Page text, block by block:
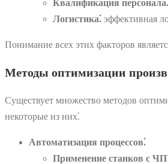
Квалификация персонала⁚
Логистика⁚ эффективная
Понимание всех этих факторов
Методы оптимизации
Существует множество методов
некоторые из них⁚
Автоматизация процессов⁚
Применение станков с